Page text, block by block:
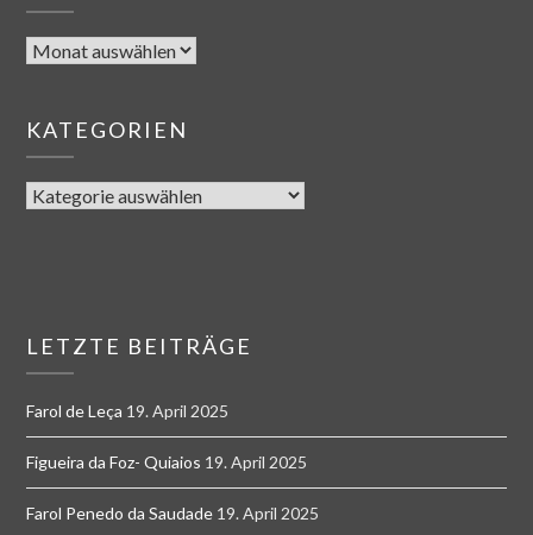
KATEGORIEN
LETZTE BEITRÄGE
Farol de Leça 19. April 2025
Figueira da Foz- Quiaios 19. April 2025
Farol Penedo da Saudade 19. April 2025